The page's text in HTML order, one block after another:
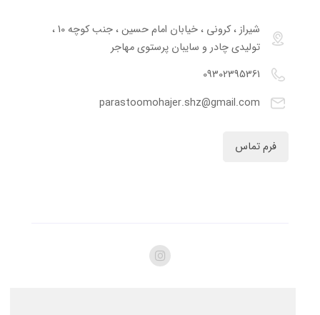
شیراز ، کرونی ، خیابان امام حسین ، جنب کوچه 10 ،
تولیدی چادر و سایبان پرستوی مهاجر
09302395361
parastoomohajer.shz@gmail.com
فرم تماس